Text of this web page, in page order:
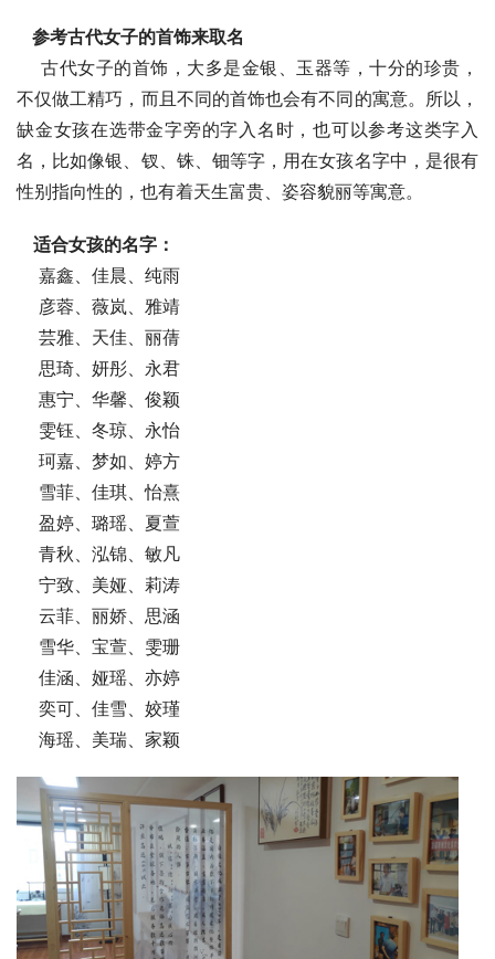
参考古代女子的首饰来取名
不仅做工精巧，而且不同的首饰也会有不同的寓意。所以，
缺金女孩在选带金字旁的字入名时，也可以参考这类字入
名，比如像银、钗、铢、钿等字，用在女孩名字中，是很有
性别指向性的，也有着天生富贵、姿容貌丽等寓意。
适合女孩的名字：
嘉鑫、佳晨、纯雨
彦蓉、薇岚、雅靖
芸雅、天佳、丽蒨
思琦、妍彤、永君
惠宁、华馨、俊颖
雯钰、冬琼、永怡
珂嘉、梦如、婷方
雪菲、佳琪、怡熹
盈婷、璐瑶、夏萱
青秋、泓锦、敏凡
宁致、美娅、莉涛
云菲、丽娇、思涵
雪华、宝萱、雯珊
佳涵、娅瑶、亦婷
奕可、佳雪、姣瑾
海瑶、美瑞、家颖